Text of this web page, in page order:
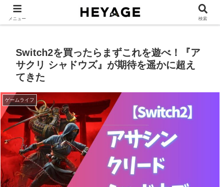
ゲーム部屋レイアウト ゲームデスク環境 ゲーム部
Switch2を買ったらまずこれを遊べ！『ア
サクリ シャドウズ』が期待を遥かに超え
てきた
ゲームライフ
メニュー 検索